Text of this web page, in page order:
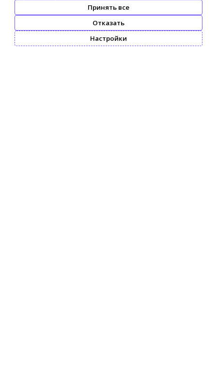
Принять все
Отказать
Настройки